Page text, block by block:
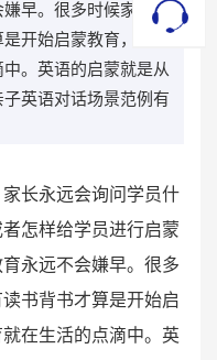
早。很多时候家长会
开始启蒙教育，殊不
。英语的启蒙就是从
英语对话场景范例有
长永远会询问学员什
怎样给学员进行启蒙
永远不会嫌早。很多
书背书才算是开始启
在生活的点滴中。英